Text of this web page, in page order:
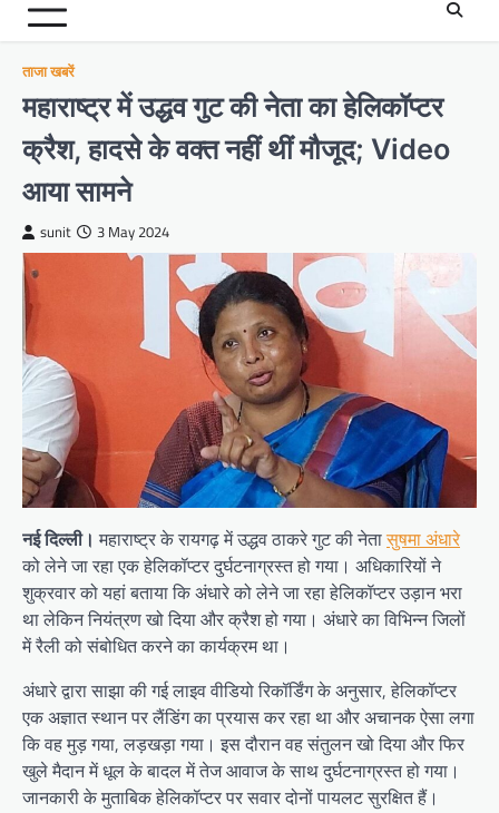
ताजा खबरें
महाराष्ट्र में उद्धव गुट की नेता का हेलिकॉप्टर
क्रैश, हादसे के वक्त नहीं थीं मौजूद; Video
आया सामने
sunit 3 May 2024
नई दिल्ली। महाराष्ट्र के रायगढ़ में उद्धव ठाकरे गुट की नेतासुषमा अंधारे
को लेने जा रहा एक हेलिकॉप्टर दुर्घटनाग्रस्त हो गया। अधिकारियों ने
शुक्रवार को यहां बताया कि अंधारे को लेने जा रहा हेलिकॉप्टर उड़ान भरा
था लेकिन नियंत्रण खो दिया और क्रैश हो गया। अंधारे का विभिन्न जिलों
में रैली को संबोधित करने का कार्यक्रम था।
अंधारे द्वारा साझा की गई लाइव वीडियो रिकॉर्डिंग के अनुसार, हेलिकॉप्टर
एक अज्ञात स्थान पर लैंडिंग का प्रयास कर रहा था और अचानक ऐसा लगा
कि वह मुड़ गया, लड़खड़ा गया। इस दौरान वह संतुलन खो दिया और फिर
खुले मैदान में धूल के बादल में तेज आवाज के साथ दुर्घटनाग्रस्त हो गया।
जानकारी के मुताबिक हेलिकॉप्टर पर सवार दोनों पायलट सुरक्षित हैं।